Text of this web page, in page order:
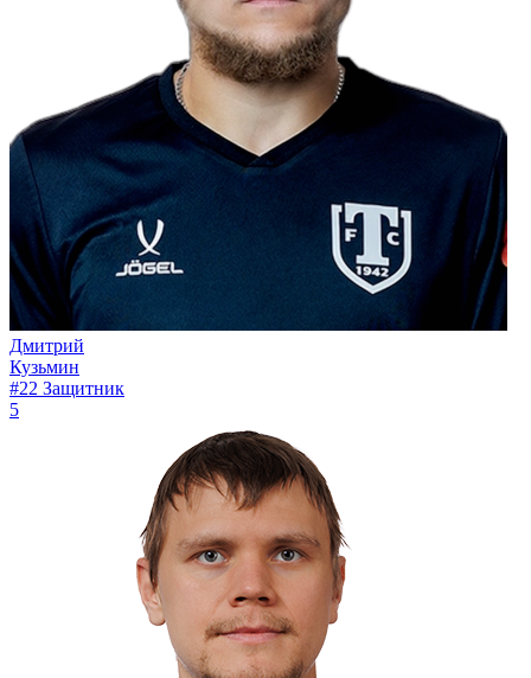
Дмитрий
Кузьмин
#22 Защитник
5